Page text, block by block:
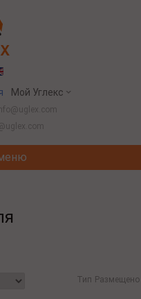
Мой Углекс
Тип Размещено